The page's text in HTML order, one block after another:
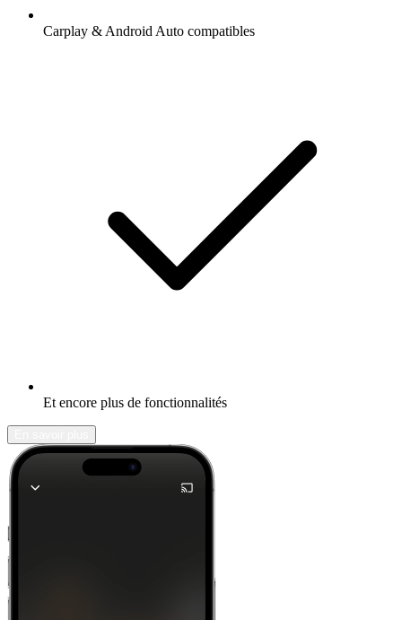
Carplay & Android Auto compatibles
Et encore plus de fonctionnalités